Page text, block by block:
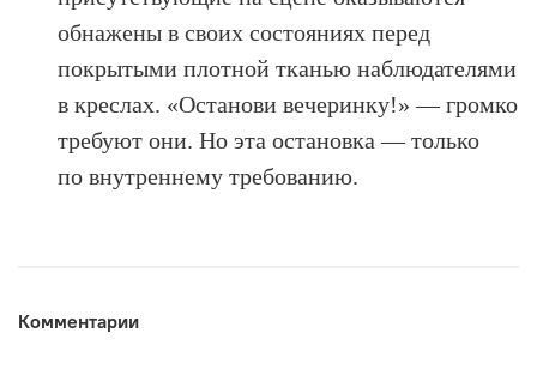
обнажены в своих состояниях перед
покрытыми плотной тканью наблюдателями
в креслах. «Останови вечеринку!» — громко
требуют они. Но эта остановка — только
по внутреннему требованию.
Комментарии